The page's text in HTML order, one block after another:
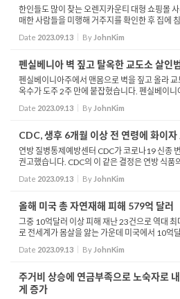
한인들도 많이 찾는 오렌지카운티 대형 쇼핑몰
매한 사람들을 미행해 거주지를 확인한 후 집에
이 기승을 부리고 있어 주의가 요구됩니다. 실명
사우스...
Date 2023.09.13 By JohnKim
펜실베니아 벽 짚고 탈옥한 교도소 살인
펜실베이니아주에서 맨몸으로 벽을 짚고 올라
옥수가 도주 2주 만에 붙잡혔습니다. 펜실베이
고받고 복역 도중 탈옥한 다넬로 카발칸테를 오
테는 지...
Date 2023.09.13 By JohnKim
CDC, 생후 6개월 이상 전 연령에 화이
연방 질병통제예방센터 CDC가 코로나19 신종
권고했습니다. CDC의 이 같은 결정은 연방 식품
개량 백신을 승인한 지 하루 만에 나온 것으로 접
보입니다. ...
Date 2023.09.13 By JohnKim
올해 미국 총 자연재해 피해 579억 달러
그중 10억달러 이상 피해 재난 23건으로 역대
로 전세계가 몸살을 앓는 가운데 미국에서 10억
다로 집계됐습니다. 로이터 통신이 해양대기청
현재까지...
Date 2023.09.13 By JohnKim
주거비 상승에 연금부족으로 노숙자로
게 증가